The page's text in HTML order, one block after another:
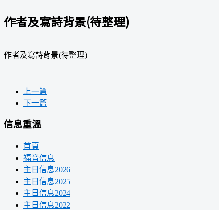
作者及寫詩背景(待整理)
作者及寫詩背景(待整理)
上一篇
下一篇
信息重溫
首頁
福音信息
主日信息2026
主日信息2025
主日信息2024
主日信息2022